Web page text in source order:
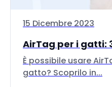
15 Dicembre 2023
AirTag per i gatti:
È possibile usare
gatto? Scoprilo in...